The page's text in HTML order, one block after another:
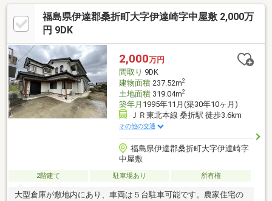
福島県伊達郡桑折町大字伊達崎字中屋敷 2,000万
円 9DK
2,000万円
間取り 9DK
建物面積237.52m2
土地面積319.04m2
築年月 1995年11月(築30年10ヶ月)
ＪＲ東北本線 桑折駅 徒歩3.6km
その他の交通
福島県伊達郡桑折町大字伊達崎字
中屋敷
2階建て 駐車場あり 所有権
大型倉庫が敷地内にあり、車両は５台駐車可能です。農家住宅の